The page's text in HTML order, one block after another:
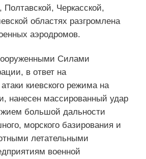
Полтавской, Черкасской,
областях разгромлена
аэродромов.
Силами
в ответ на
киевского режима на
нанесен массированный удар
большой дальности
морского базирования и
летательными
военной